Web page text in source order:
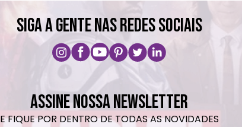
SIGA A GENTE NAS REDES SOCIAIS
ASSINE NOSSA NEWSLETTER
E FIQUE POR DENTRO DE TODAS AS NOVIDADES